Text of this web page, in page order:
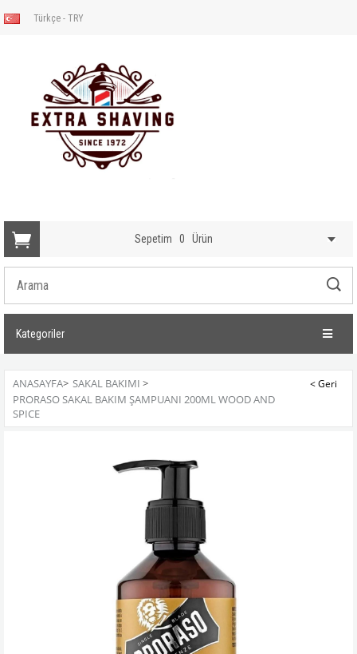
Türkçe - TRY
Sepetim 0 Ürün
Kategoriler
ANASAYFA> SAKAL BAKIMI >
PRORASO SAKAL BAKIM ŞAMPUANI 200ML WOOD AND
SPICE